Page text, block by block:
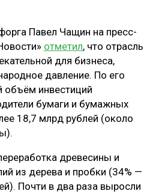
Павел Чащин на пресс-
отметил, что отрасль
для бизнеса,
давление. По его
объём инвестиций
бумаги и бумажных
18,7 млрд рублей (около
древесины и
из дерева и пробки (34% —
Почти в два раза выросли